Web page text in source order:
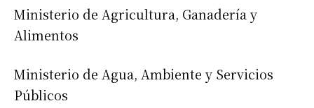
Ministerio de Agricultura, Ganadería y
Alimentos
Ministerio de Agua, Ambiente y Servicios
Públicos